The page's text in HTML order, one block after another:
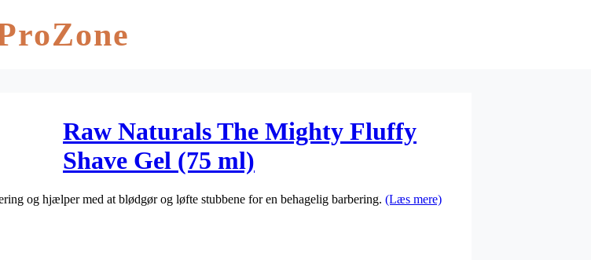
Raw Naturals The Mighty Fluffy
Shave Gel (75 ml)
og hjælper med at blødgør og løfte stubbene for en behagelig barbering. (Læs mere)